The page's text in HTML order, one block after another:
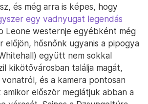
és még arra is képes, hogy
egy vadnyugat legendás
Leone westernje egyébként még
előjön, hősnőnk ugyanis a pipogya
együtt nem sokkal
kikötővárosban találja magát,
vonatról, és a kamera pontosan
amikor először meglátjuk abban a